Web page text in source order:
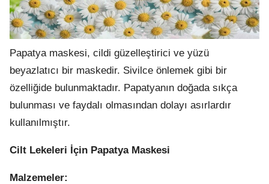
Papatya maskesi, cildi güzelleştirici ve yüzü
beyazlatıcı bir maskedir. Sivilce önlemek gibi bir
özelliğide bulunmaktadır. Papatyanın doğada sıkça
bulunması ve faydalı olmasından dolayı asırlardır
kullanılmıştır.
Cilt Lekeleri İçin Papatya Maskesi
Malzemeler: